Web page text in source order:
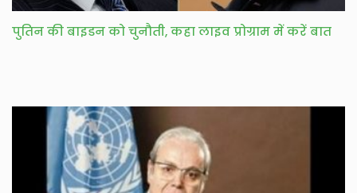
पुतिन की बाइडन को चुनौती, कहा लाइव प्रोग्राम में करें बात